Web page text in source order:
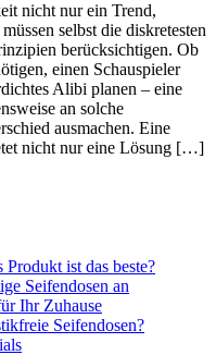
nicht nur ein Trend,
selbst die diskretesten
berücksichtigen. Ob
einen Schauspieler
Alibi planen – eine
an solche
ausmachen. Eine
nicht nur eine Lösung […]
ist das beste?
Seifendosen an
Ihr Zuhause
Seifendosen?